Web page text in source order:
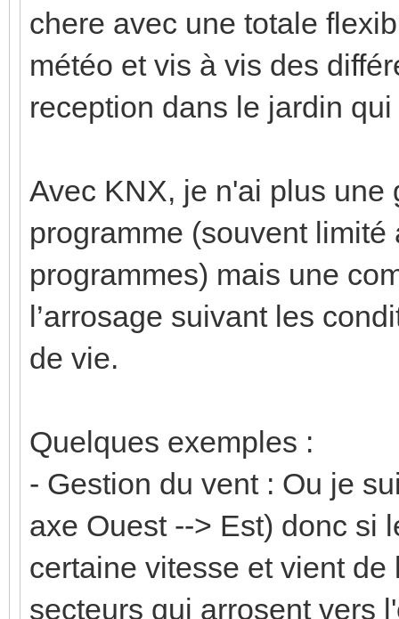
chere avec une totale
météo et vis à vis des
reception dans le jardin
Avec KNX, je n'ai plus une
programme (souvent
programmes) mais une
l’arrosage suivant les
de vie.
Quelques exemples :
- Gestion du vent : Ou je
axe Ouest --> Est) donc si
certaine vitesse et vient
secteurs qui arrosent vers